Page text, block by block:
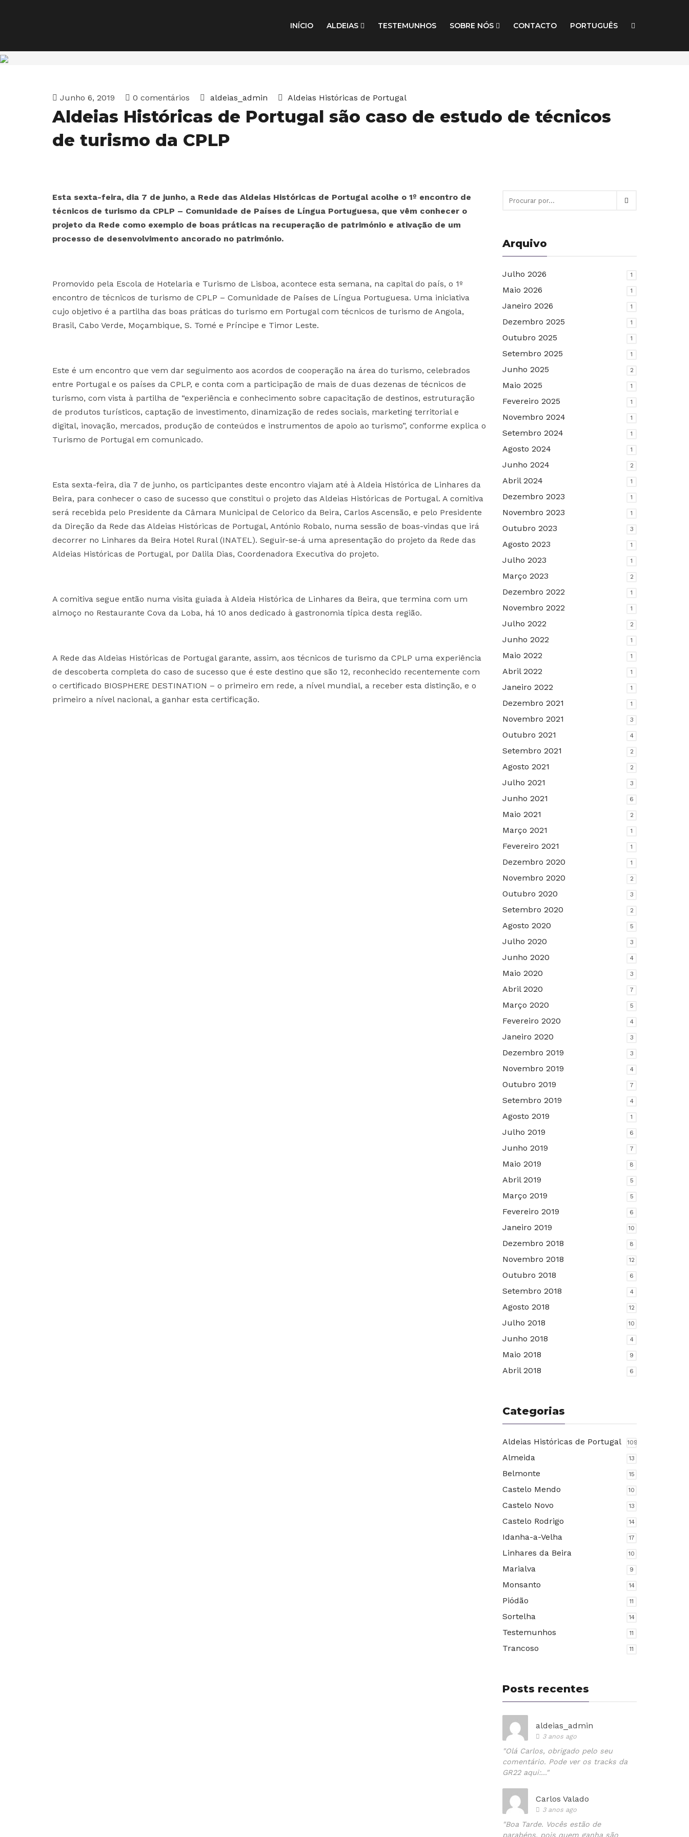
INÍCIO ALDEIAS TESTEMUNHOS SOBRE NÓS CONTACTO PORTUGUÊS
Junho 6, 2019 0 comentários aldeias_admin Aldeias Históricas de Portugal
Aldeias Históricas de Portugal são caso de estudo de técnicos
de turismo da CPLP
Esta sexta-feira, dia 7 de junho, a Rede das Aldeias Históricas de Portugal acolhe o 1º encontro de
técnicos de turismo da CPLP – Comunidade de Países de Língua Portuguesa, que vêm conhecer o
projeto da Rede como exemplo de boas práticas na recuperação de património e ativação de um
processo de desenvolvimento ancorado no património.
Promovido pela Escola de Hotelaria e Turismo de Lisboa, acontece esta semana, na capital do país, o 1º
encontro de técnicos de turismo de CPLP – Comunidade de Países de Língua Portuguesa. Uma iniciativa
cujo objetivo é a partilha das boas práticas do turismo em Portugal com técnicos de turismo de Angola,
Brasil, Cabo Verde, Moçambique, S. Tomé e Príncipe e Timor Leste.
Este é um encontro que vem dar seguimento aos acordos de cooperação na área do turismo, celebrados
entre Portugal e os países da CPLP, e conta com a participação de mais de duas dezenas de técnicos de
turismo, com vista à partilha de “experiência e conhecimento sobre capacitação de destinos, estruturação
de produtos turísticos, captação de investimento, dinamização de redes sociais, marketing territorial e
digital, inovação, mercados, produção de conteúdos e instrumentos de apoio ao turismo”, conforme explica o
Turismo de Portugal em comunicado.
Esta sexta-feira, dia 7 de junho, os participantes deste encontro viajam até à Aldeia Histórica de Linhares da
Beira, para conhecer o caso de sucesso que constitui o projeto das Aldeias Históricas de Portugal. A comitiva
será recebida pelo Presidente da Câmara Municipal de Celorico da Beira, Carlos Ascensão, e pelo Presidente
da Direção da Rede das Aldeias Históricas de Portugal, António Robalo, numa sessão de boas-vindas que irá
decorrer no Linhares da Beira Hotel Rural (INATEL). Seguir-se-á uma apresentação do projeto da Rede das
Aldeias Históricas de Portugal, por Dalila Dias, Coordenadora Executiva do projeto.
A comitiva segue então numa visita guiada à Aldeia Histórica de Linhares da Beira, que termina com um
almoço no Restaurante Cova da Loba, há 10 anos dedicado à gastronomia típica desta região.
A Rede das Aldeias Históricas de Portugal garante, assim, aos técnicos de turismo da CPLP uma experiência
de descoberta completa do caso de sucesso que é este destino que são 12, reconhecido recentemente com
o certificado BIOSPHERE DESTINATION – o primeiro em rede, a nível mundial, a receber esta distinção, e o
primeiro a nível nacional, a ganhar esta certificação.
Arquivo
Julho 2026 1
Maio 2026 1
Janeiro 2026 1
Dezembro 2025 1
Outubro 2025 1
Setembro 2025 1
Junho 2025 2
Maio 2025 1
Fevereiro 2025 1
Novembro 2024 1
Setembro 2024 1
Agosto 2024 1
Junho 2024 2
Abril 2024 1
Dezembro 2023 1
Novembro 2023 1
Outubro 2023 3
Agosto 2023 1
Julho 2023 1
Março 2023 2
Dezembro 2022 1
Novembro 2022 1
Julho 2022 2
Junho 2022 1
Maio 2022 1
Abril 2022 1
Janeiro 2022 1
Dezembro 2021 1
Novembro 2021 3
Outubro 2021 4
Setembro 2021 2
Agosto 2021 2
Julho 2021 3
Junho 2021 6
Maio 2021 2
Março 2021 1
Fevereiro 2021 1
Dezembro 2020 1
Novembro 2020 2
Outubro 2020 3
Setembro 2020 2
Agosto 2020 5
Julho 2020 3
Junho 2020 4
Maio 2020 3
Abril 2020 7
Março 2020 5
Fevereiro 2020 4
Janeiro 2020 3
Dezembro 2019 3
Novembro 2019 4
Outubro 2019 7
Setembro 2019 4
Agosto 2019 1
Julho 2019 6
Junho 2019 7
Maio 2019 8
Abril 2019 5
Março 2019 5
Fevereiro 2019 6
Janeiro 2019 10
Dezembro 2018 8
Novembro 2018 12
Outubro 2018 6
Setembro 2018 4
Agosto 2018 12
Julho 2018 10
Junho 2018 4
Maio 2018 9
Abril 2018 6
Categorias
Aldeias Históricas de Portugal 109
Almeida 13
Belmonte 15
Castelo Mendo 10
Castelo Novo 13
Castelo Rodrigo 14
Idanha-a-Velha 17
Linhares da Beira 10
Marialva 9
Monsanto 14
Piódão 11
Sortelha 14
Testemunhos 11
Trancoso 11
Posts recentes
aldeias_admin
3 anos ago
"Olá Carlos, obrigado pelo seu
comentário. Pode ver os tracks da
GR22 aqui:..."
Carlos Valado
3 anos ago
"Boa Tarde. Vocês estão de
parabéns, pois quem ganha são